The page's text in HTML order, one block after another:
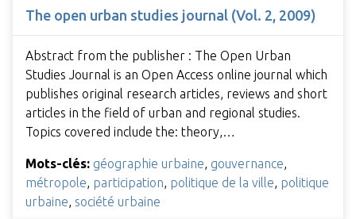
The open urban studies journal (Vol. 2, 2009)
Abstract from the publisher : The Open Urban
Studies Journal is an Open Access online journal which
publishes original research articles, reviews and short
articles in the field of urban and regional studies.
Topics covered include the: theory,…
Mots-clés: géographie urbaine, gouvernance,
métropole, participation, politique de la ville, politique
urbaine, société urbaine